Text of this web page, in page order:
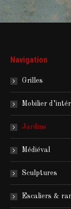
Navigation
Grilles
Mobilier
Jardins
Médiéval
Sculptures
Escaliers &